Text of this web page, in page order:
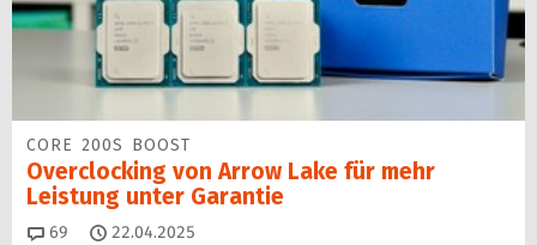
CORE 200S BOOST
Overclocking von Arrow Lake für mehr
Leistung unter Garantie
69 Kommentare
22.04.2025